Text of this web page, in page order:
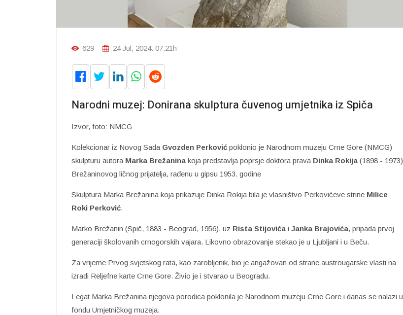
629 24 Jul, 2024. 07:21h
Narodni muzej: Donirana skulptura čuvenog umjetnika iz Spiča
Izvor, foto: NMCG
Kolekcionar iz Novog Sada Gvozden Perković poklonio je Narodnom muzeju Crne Gore (NMCG)
skulpturu autora Marka Brežanina koja predstavlja poprsje doktora prava Dinka Rokija (1898 - 1973)
Brežaninovog ličnog prijatelja, rađenu u gipsu 1953. godine
Skulptura Marka Brežanina koja prikazuje Dinka Rokija bila je vlasništvo Perkovićeve strine Milice
Roki Perković.
Marko Brežanin (Spič, 1883 - Beograd, 1956), uz Rista Stijovića i Janka Brajovića, pripada prvoj
generaciji školovanih crnogorskih vajara. Likovno obrazovanje stekao je u Ljubljani i u Beču.
Za vrijeme Prvog svjetskog rata, kao zarobljenik, bio je angažovan od strane austrougarske vlasti na
izradi Reljefne karte Crne Gore. Živio je i stvarao u Beogradu.
Legat Marka Brežanina njegova porodica poklonila je Narodnom muzeju Crne Gore i danas se nalazi u
fondu Umjetničkog muzeja.